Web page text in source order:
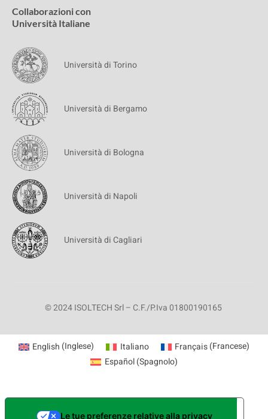
Collaborazioni con
Università Italiane
Università di Torino
Università di Bergamo
Università di Bologna
Università di Napoli
Università di Cagliari
© 2024 ISOLTECH Srl – C.F./P.Iva 01800190165
English (Inglese) Italiano Français(Francese)
Español(Spagnolo)
Le tue preferenze relative alla privacy